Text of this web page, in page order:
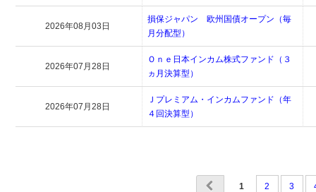
2026年08月03日
損保ジャパン 欧州国債オープン（毎
月分配型）
2026年07月28日
Ｏｎｅ日本インカム株式ファンド（３
ヵ月決算型）
2026年07月28日
Ｊプレミアム・インカムファンド（年
４回決算型）
1 2 3